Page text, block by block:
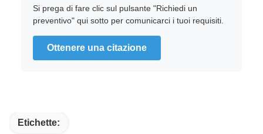
Si prega di fare clic sul pulsante "Richiedi un
preventivo" qui sotto per comunicarci i tuoi requisiti.
Ottenere una citazione
Etichette: